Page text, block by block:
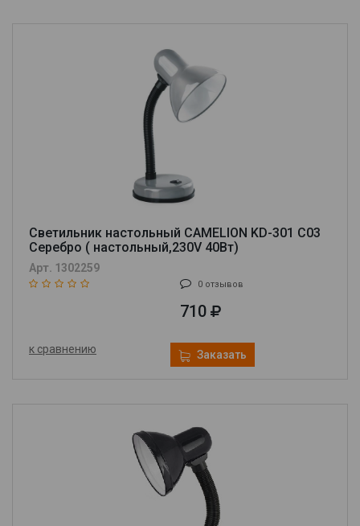
Светильник настольный CAMELION KD-301 C03
Cеребро ( настольный,230V 40Вт)
Арт. 1302259
0 отзывов
710
к сравнению Заказать